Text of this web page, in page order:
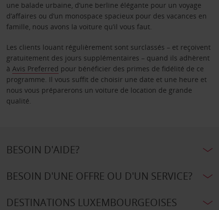
une balade urbaine, d’une berline élégante pour un voyage
d’affaires ou d’un monospace spacieux pour des vacances en
famille, nous avons la voiture qu’il vous faut.
Les clients louant régulièrement sont surclassés – et reçoivent
gratuitement des jours supplémentaires – quand ils adhèrent
à Avis Preferred pour bénéficier des primes de fidélité de ce
programme. Il vous suffit de choisir une date et une heure et
nous vous préparerons un voiture de location de grande
qualité.
BESOIN D'AIDE?
BESOIN D'UNE OFFRE OU D'UN SERVICE?
DESTINATIONS LUXEMBOURGEOISES